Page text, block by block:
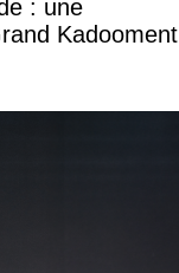
: une
Kadooment